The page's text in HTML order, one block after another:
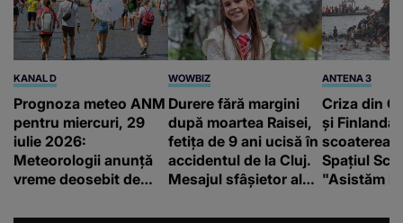
KANAL D
Prognoza meteo ANM
pentru miercuri, 29
iulie 2026:
Meteorologii anunță
vreme deosebit de
de precipitații
WOWBIZ
Durere fără margini
după moartea Raisei,
fetița de 9 ani ucisă în
accidentul de la Cluj.
Mesajul sfâșietor al
iubim…”
ANTENA 3
Criza din
și Finlanda
scoaterea
Spațiul
"Asistăm